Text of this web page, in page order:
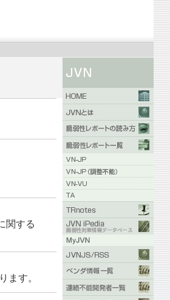
関する
ます。